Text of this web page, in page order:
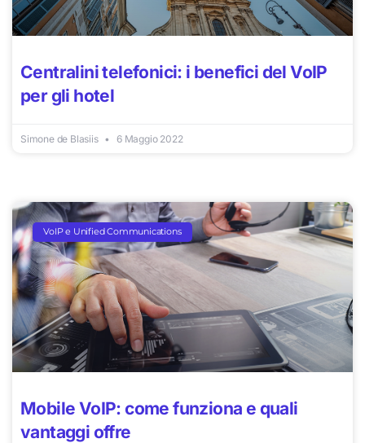
Centralini telefonici: i benefici del VoIP
per gli hotel
Simone de Blasiis 6 Maggio 2022
VoIP e Unified Communications
Mobile VoIP: come funziona e quali
vantaggi offre